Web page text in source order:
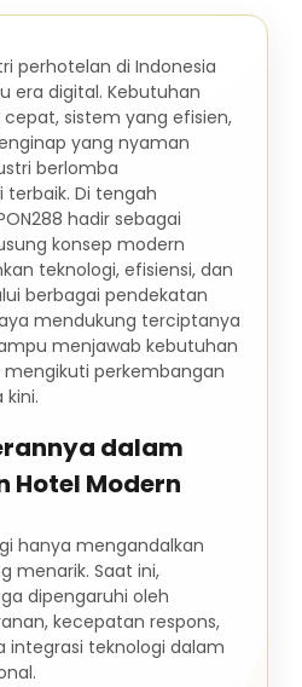
perhotelan di Indonesia
era digital. Kebutuhan
sistem yang efisien,
yang nyaman
berlomba
Di tengah
hadir sebagai
konsep modern
teknologi, efisiensi, dan
berbagai pendekatan
mendukung terciptanya
menjawab kebutuhan
perkembangan
dalam
Hotel Modern
hanya mengandalkan
menarik. Saat ini,
dipengaruhi oleh
kecepatan respons,
integrasi teknologi dalam